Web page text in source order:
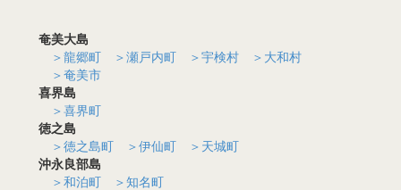
奄美大島
＞龍郷町
＞瀬戸内町 ＞宇検村
＞大和村
＞奄美市
喜界島
＞喜界町
徳之島
＞徳之島町
＞伊仙町
＞天城町
沖永良部島
＞和泊町
＞知名町